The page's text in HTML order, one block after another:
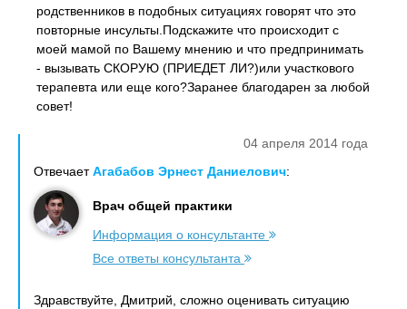
родственников в подобных ситуациях говорят что это
повторные инсульты.Подскажите что происходит с
моей мамой по Вашему мнению и что предпринимать
- вызывать СКОРУЮ (ПРИЕДЕТ ЛИ?)или участкового
терапевта или еще кого?Заранее благодарен за любой
совет!
04 апреля 2014 года
ОтвечаетАгабабов Эрнест Даниелович:
Врач общей практики
Информация о консультанте
Все ответы консультанта
Здравствуйте, Дмитрий, сложно оценивать ситуацию